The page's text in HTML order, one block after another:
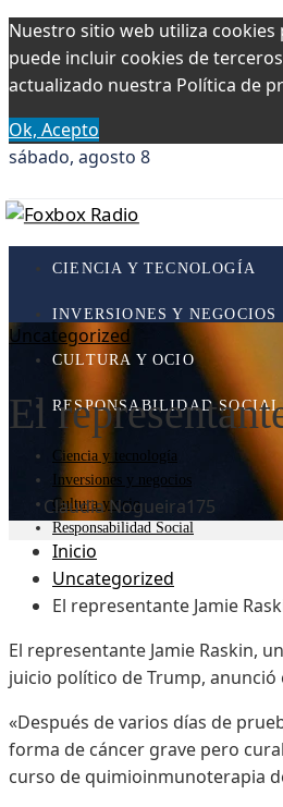
Nuestro sitio web utiliza
puede incluir cookies de
actualizado nuestra Política de
Ok, Acepto
sábado, agosto 8
CIENCIA Y TECNOLOGÍA
INVERSIONES Y NEGOCIOS
CULTURA Y OCIO
RESPONSABILIDAD SOCIAL
Ciencia y tecnología
Inversiones y negocios
Cultura y ocio
Responsabilidad Social
Uncategorized
El
Claudia Nogueira175
Inicio
Uncategorized
El representante Jamie
El representante Jamie Raskin,
juicio político de Trump,
«Después de varios días de
forma de cáncer grave pero
curso de quimioinmunoterapia